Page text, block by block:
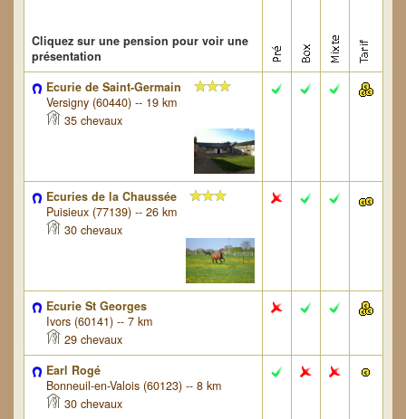
Cliquez sur une pension pour voir une
présentation
Ecurie de Saint-Germain
Versigny (60440) -- 19 km
35 chevaux
Ecuries de la Chaussée
Puisieux (77139) -- 26 km
30 chevaux
Ecurie St Georges
Ivors (60141) -- 7 km
29 chevaux
Earl Rogé
Bonneuil-en-Valois (60123) -- 8 km
30 chevaux